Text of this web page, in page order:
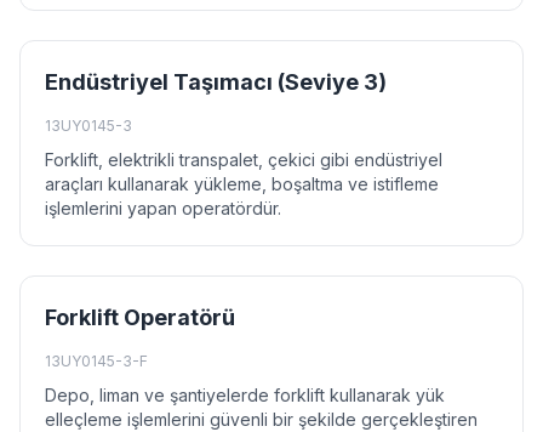
Endüstriyel Taşımacı (Seviye 3)
13UY0145-3
Forklift, elektrikli transpalet, çekici gibi endüstriyel
araçları kullanarak yükleme, boşaltma ve istifleme
işlemlerini yapan operatördür.
Forklift Operatörü
13UY0145-3-F
Depo, liman ve şantiyelerde forklift kullanarak yük
elleçleme işlemlerini güvenli bir şekilde gerçekleştiren